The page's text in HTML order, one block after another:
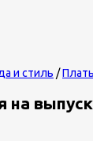
и стиль /
на